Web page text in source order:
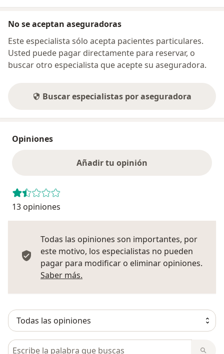
No se aceptan aseguradoras
Este especialista sólo acepta pacientes particulares.
Usted puede pagar directamente para reservar, o
buscar otro especialista que acepte su aseguradora.
Buscar especialistas por aseguradora
Opiniones
Añadir tu opinión
13 opiniones
Todas las opiniones son importantes, por
este motivo, los especialistas no pueden
pagar para modificar o eliminar opiniones.
Saber más.
Busca en opiniones